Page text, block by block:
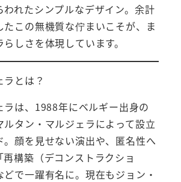
われたシンプルなデザイン。余計
たこの無機質な佇まいこそが、ま
しさを体現しています。
とは？
ラは、1988年にベルギー出身の
ルタン・マルジェラによって設立
。顔を見せない演出や、匿名性へ
構築（デコンストラクショ
どで一躍有名に。現在もジョン・